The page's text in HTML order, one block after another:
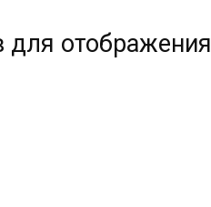
для отображения